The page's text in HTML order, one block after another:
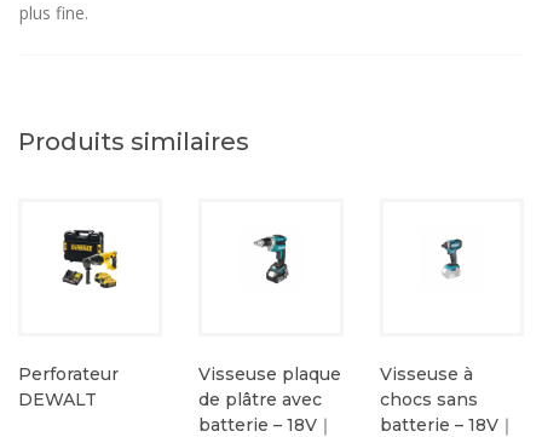
plus fine.
Produits similaires
Perforateur
DEWALT
Visseuse plaque
de plâtre avec
batterie – 18V｜
Visseuse à
chocs sans
batterie – 18V｜